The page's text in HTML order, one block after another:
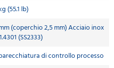
(55.1 lb)
(coperchio 2,5 mm) Acciaio inox
(SS2333)
di controllo processo